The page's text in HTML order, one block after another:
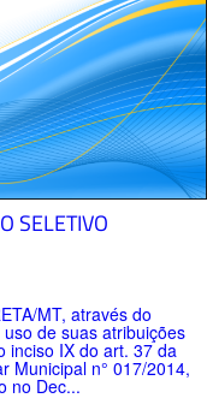
SELETIVO
MT, através do
de suas atribuições
inciso IX do art. 37 da
Municipal n° 017/2014,
no Dec...